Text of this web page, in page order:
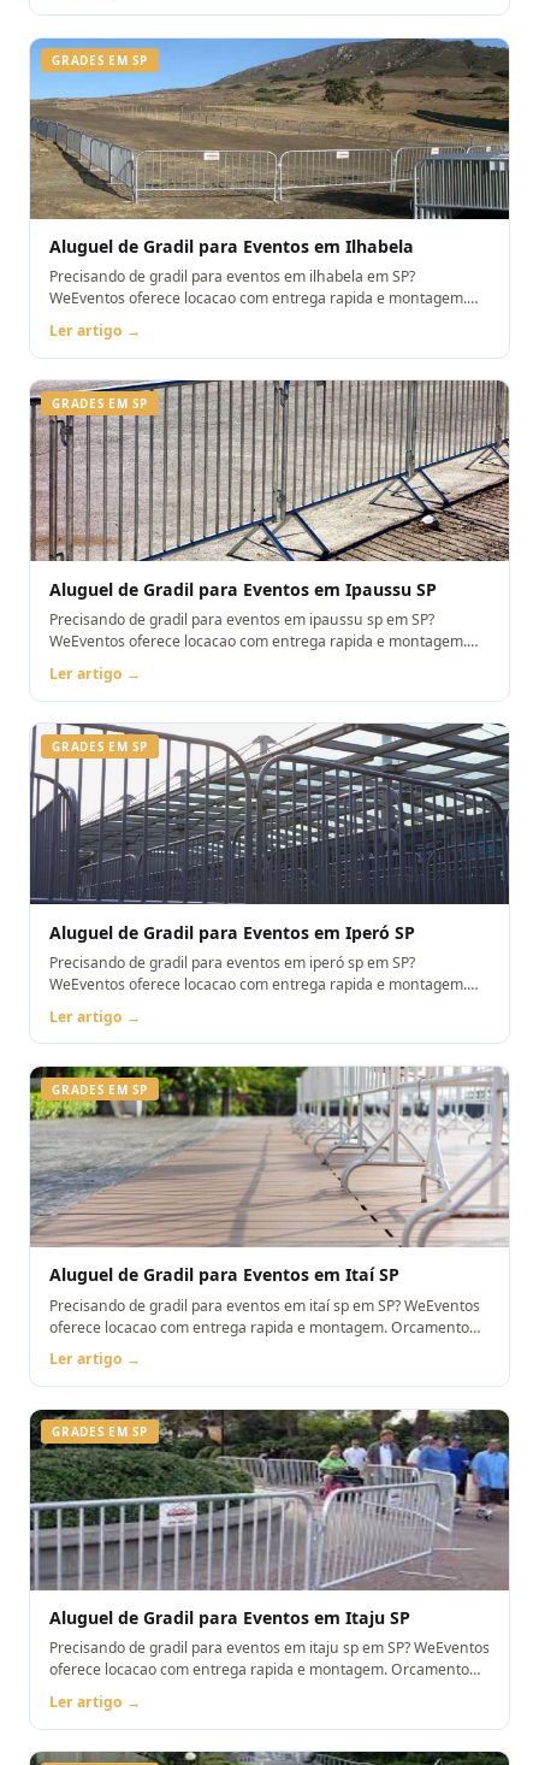
GRADES EM SP
Aluguel de Gradil para Eventos em Ilhabela
Precisando de gradil para eventos em ilhabela em SP?
WeEventos oferece locacao com entrega rapida e montagem.
Orcamento pelo WhatsApp.
Ler artigo →
GRADES EM SP
Aluguel de Gradil para Eventos em Ipaussu SP
Precisando de gradil para eventos em ipaussu sp em SP?
WeEventos oferece locacao com entrega rapida e montagem.
Orcamento pelo WhatsApp.
Ler artigo →
GRADES EM SP
Aluguel de Gradil para Eventos em Iperó SP
Precisando de gradil para eventos em iperó sp em SP?
WeEventos oferece locacao com entrega rapida e montagem.
Orcamento pelo WhatsApp.
Ler artigo →
GRADES EM SP
Aluguel de Gradil para Eventos em Itaí SP
Precisando de gradil para eventos em itaí sp em SP? WeEventos
oferece locacao com entrega rapida e montagem. Orcamento
pelo WhatsApp.
Ler artigo →
GRADES EM SP
Aluguel de Gradil para Eventos em Itaju SP
Precisando de gradil para eventos em itaju sp em SP? WeEventos
oferece locacao com entrega rapida e montagem. Orcamento
pelo WhatsApp.
Ler artigo →